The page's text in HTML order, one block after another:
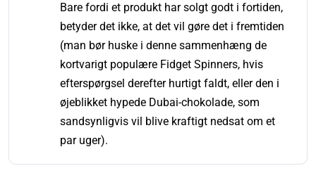
Bare fordi et produkt har solgt godt i fortiden,
betyder det ikke, at det vil gøre det i fremtiden
(man bør huske i denne sammenhæng de
kortvarigt populære Fidget Spinners, hvis
efterspørgsel derefter hurtigt faldt, eller den i
øjeblikket hypede Dubai-chokolade, som
sandsynligvis vil blive kraftigt nedsat om et
par uger).